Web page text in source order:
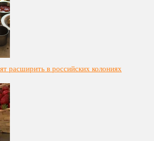
расширить в российских колониях